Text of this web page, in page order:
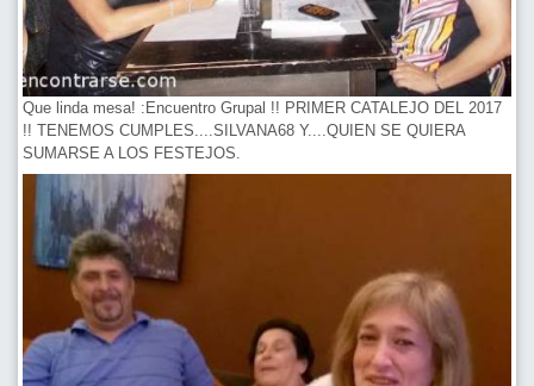
Que linda mesa! :Encuentro Grupal !! PRIMER CATALEJO DEL 2017
!! TENEMOS CUMPLES....SILVANA68 Y....QUIEN SE QUIERA
SUMARSE A LOS FESTEJOS.